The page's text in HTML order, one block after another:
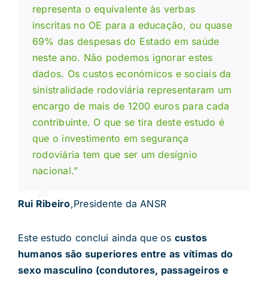
representa o equivalente às verbas
inscritas no OE para a educação, ou quase
69% das despesas do Estado em saúde
neste ano. Não podemos ignorar estes
dados. Os custos económicos e sociais da
sinistralidade rodoviária representaram um
encargo de mais de 1200 euros para cada
contribuinte. O que se tira deste estudo é
que o investimento em segurança
rodoviária tem que ser um desígnio
nacional.”
Rui Ribeiro,Presidente da ANSR
Este estudo conclui ainda que os custos
humanos são superiores entre as vítimas do
sexo masculino (condutores, passageiros e